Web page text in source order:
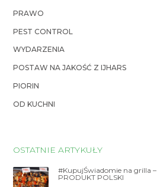
PRAWO
PEST CONTROL
WYDARZENIA
POSTAW NA JAKOŚĆ Z IJHARS
PIORIN
OD KUCHNI
OSTATNIE ARTYKUŁY
#KupujŚwiadomie na grilla –
PRODUKT POLSKI